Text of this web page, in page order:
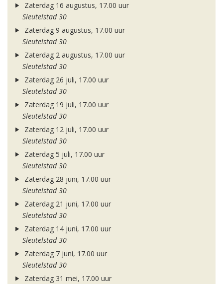
Zaterdag 16 augustus, 17.00 uur
Sleutelstad 30
Zaterdag 9 augustus, 17.00 uur
Sleutelstad 30
Zaterdag 2 augustus, 17.00 uur
Sleutelstad 30
Zaterdag 26 juli, 17.00 uur
Sleutelstad 30
Zaterdag 19 juli, 17.00 uur
Sleutelstad 30
Zaterdag 12 juli, 17.00 uur
Sleutelstad 30
Zaterdag 5 juli, 17.00 uur
Sleutelstad 30
Zaterdag 28 juni, 17.00 uur
Sleutelstad 30
Zaterdag 21 juni, 17.00 uur
Sleutelstad 30
Zaterdag 14 juni, 17.00 uur
Sleutelstad 30
Zaterdag 7 juni, 17.00 uur
Sleutelstad 30
Zaterdag 31 mei, 17.00 uur